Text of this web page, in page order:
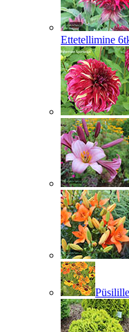
Ettetellimine